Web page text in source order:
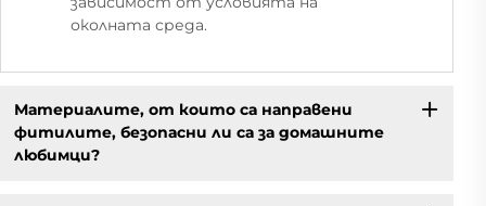
околната среда.
Материалите, от които са направени
фитилите, безопасни ли са за домашните
любимци?